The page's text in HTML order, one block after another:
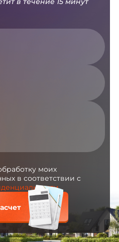
моих
в соответствии с